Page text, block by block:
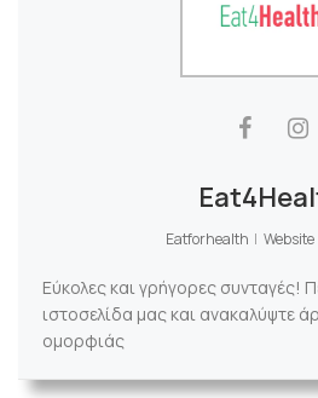
Eatforhealth | Website
Εύκολες και γρήγορες συνταγές!
ιστοσελίδα μας και ανακαλύψτε
ομορφιάς